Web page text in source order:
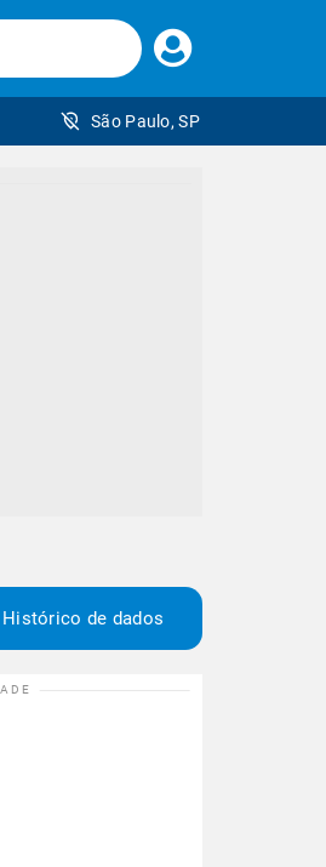
Faça
seu
São Paulo, SP
Histórico de dados